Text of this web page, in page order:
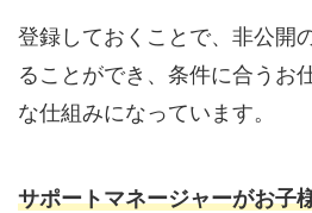
登録しておくことで、非公開
ることができ、条件に合うお
な仕組みになっています。
サポートマネージャーがお子